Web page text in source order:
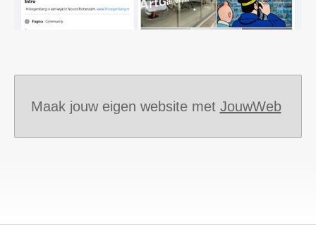
Maak jouw eigen website met JouwWeb